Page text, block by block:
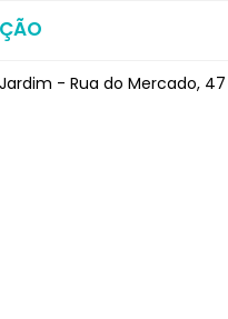
- Rua do Mercado,